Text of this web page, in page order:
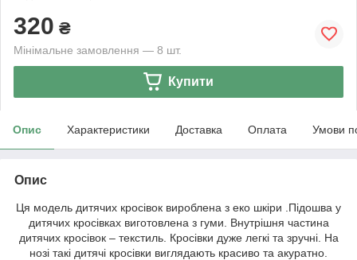
320 ₴
Мінімальне замовлення — 8 шт.
Купити
Опис Характеристики Доставка Оплата Умови
Опис
Ця модель дитячих кросівок вироблена з еко шкіри .Підошва у
дитячих кросівках виготовлена ​​з гуми. Внутрішня частина
дитячих кросівок – текстиль. Кросівки дуже легкі та зручні. На
нозі такі дитячі кросівки виглядають красиво та акуратно.